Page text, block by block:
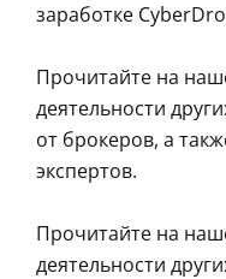
заработке
Прочитайте на
деятельности
от брокеров, а
экспертов.
Прочитайте на
деятельности